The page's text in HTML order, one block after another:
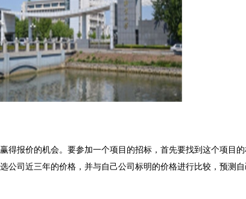
报价的机会。要参加一个项目的招标，首先要找到这个项目的
公司近三年的价格，并与自己公司标明的价格进行比较，预测